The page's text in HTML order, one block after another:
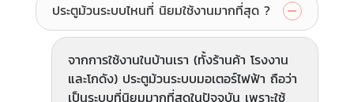
ประตูม้วนระบบไหนที่ นิยมใช้งานมากที่สุด ?
จากการใช้งานในบ้านเรา (ทั้งร้านค้า โรงงาน
และโกดัง) ประตูม้วนระบบมอเตอร์ไฟฟ้า ถือว่า
เป็นระบบที่นิยมมากที่สุดในปัจจุบัน เพราะใช้